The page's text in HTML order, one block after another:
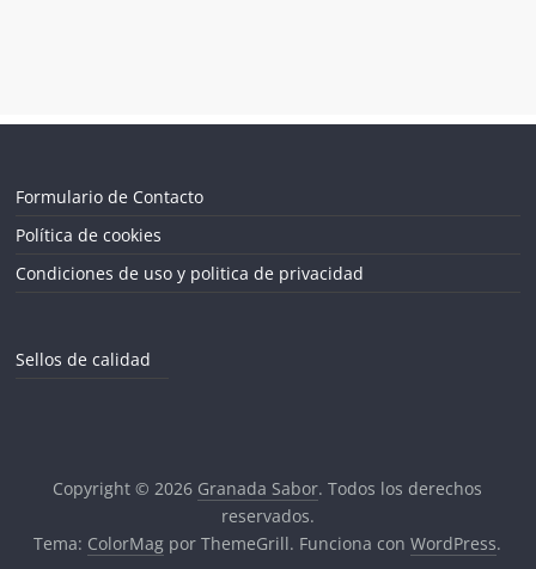
Formulario de Contacto
Política de cookies
Condiciones de uso y politica de privacidad
Sellos de calidad
Copyright © 2026 Granada Sabor. Todos los derechos
reservados.
Tema: ColorMag por ThemeGrill. Funciona conWordPress.